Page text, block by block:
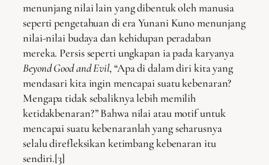
menunjang nilai lain yang dibentuk oleh manusia
seperti pengetahuan di era Yunani Kuno menunjang
nilai-nilai budaya dan kehidupan peradaban
mereka. Persis seperti ungkapan ia pada karyanya
Beyond Good and Evil, “Apa di dalam diri kita yang
mendasari kita ingin mencapai suatu kebenaran?
Mengapa tidak sebaliknya lebih memilih
ketidakbenaran?” Bahwa nilai atau motif untuk
mencapai suatu kebenaranlah yang seharusnya
selalu direfleksikan ketimbang kebenaran itu
sendiri.[3]